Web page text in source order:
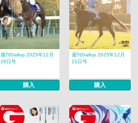
週刊Gallop 2025年12月
28日号
購入
週刊Gallop 2025年12月
21日号
購入